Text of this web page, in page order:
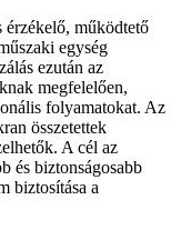
érzékelő, működtető
egység
ezután az
megfelelően,
folyamatokat. Az
összetettek
A cél az
és biztonságosabb
biztosítása a